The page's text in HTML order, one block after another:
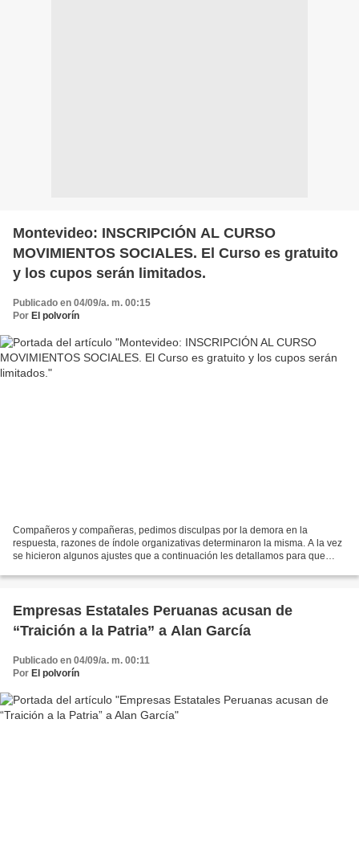
Montevideo: INSCRIPCIÓN AL CURSO
MOVIMIENTOS SOCIALES. El Curso es gratuito
y los cupos serán limitados.
Publicado en 04/09/a. m. 00:15
Por El polvorín
Compañeros y compañeras, pedimos disculpas por la demora en la
respuesta, razones de índole organizativas determinaron la misma. A la vez
se hicieron algunos ajustes que a continuación les detallamos para que
Empresas Estatales Peruanas acusan de
“Traición a la Patria” a Alan García
Publicado en 04/09/a. m. 00:11
Por El polvorín